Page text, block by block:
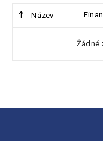
Název
Žádné